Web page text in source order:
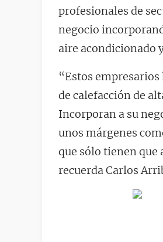
profesionales de
negocio
aire acondicionado
“Estos
de calefacción de
Incorporan a su
unos márgenes
que sólo tienen que
recuerda Carlos